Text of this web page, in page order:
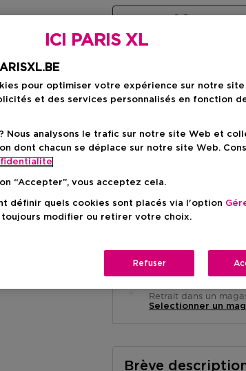
2 G
Prix
51,85 €
Retrait en magasin
Retrait dans un
Selectionner un
Brève
ICI PARIS XL
pour optimiser votre expérience sur notre
et des services personnalisés en fonction
Nous analysons le trafic sur notre site Web et
dont chacun se déplace sur notre site Web.
“Accepter”, vous acceptez cela.
définir quels cookies sont placés via l'option
toujours modifier ou retirer votre choix.
Refuser